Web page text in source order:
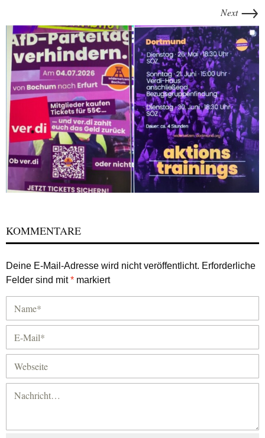
Next →
KOMMENTARE
Deine E-Mail-Adresse wird nicht veröffentlicht. Erforderliche
Felder sind mit* markiert